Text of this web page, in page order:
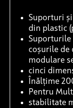
Suporturi
din plastic
Suporturile
coșurile de
modulare
cinci
Înălțime
Pentru
stabilitate